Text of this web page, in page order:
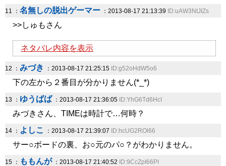
11 ： 名無しの脱出ゲーマー ：2013-08-17 21:13:39 ID:uAW3NtJIZs
>>しゅもさん
ネタバレ内容を表示
12 ： みづき ：2013-08-17 21:25:15 ID:g52oHdW5o6
下の左から２番目が分かりません(*_*)
13 ： ゆうばば ：2013-08-17 21:36:05 ID:YhG6Td6HcI
みづきさん、TIMEは時計で…何時？
14 ： よしこ ：2013-08-17 21:39:07 ID:hcUG2ROl66
サー○ボードの裏、お○元のパ○？がわかりません。
15 ： ももんが：2013-08-17 21:40:52 ID:9CcZpI66PI